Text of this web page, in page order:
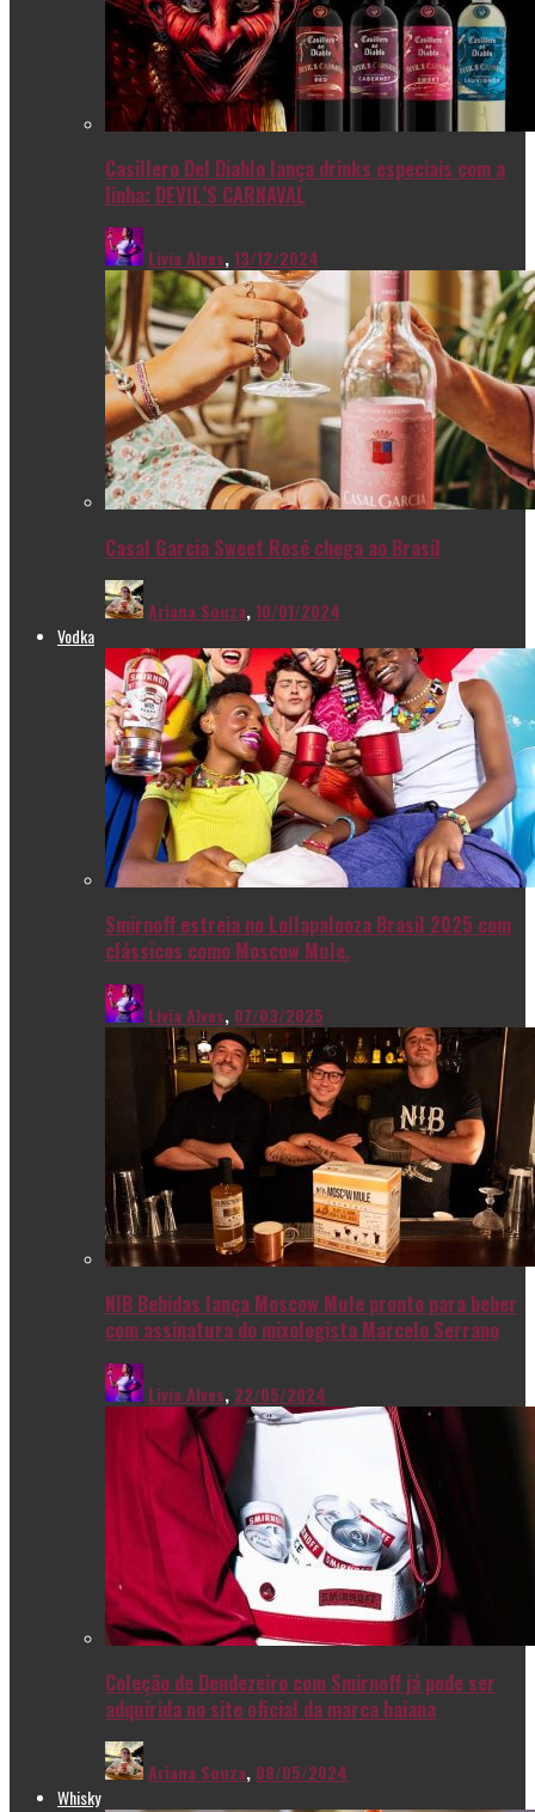
Casillero Del Diablo lança drinks especiais com a
linha: DEVIL’S CARNAVAL
Livia Alves,13/12/2024
Casal Garcia Sweet Rosé chega ao Brasil
Ariana Souza,10/01/2024
Vodka
Smirnoff estreia no Lollapalooza Brasil 2025 com
clássicos como Moscow Mule.
Livia Alves, 07/03/2025
NIB Bebidas lança Moscow Mule pronto para beber
com assinatura do mixologista Marcelo Serrano
Livia Alves, 22/05/2024
Coleção de Dendezeiro com Smirnoff já pode ser
adquirida no site oficial da marca baiana
Ariana Souza, 08/05/2024
Whisky